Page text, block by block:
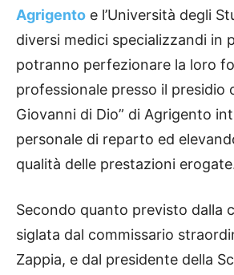
Agrigento e l’Università degli
diversi medici specializzandi in
potranno perfezionare la loro
professionale presso il presidio
Giovanni di Dio” di Agrigento
personale di reparto ed
qualità delle prestazioni
Secondo quanto previsto dalla
siglata dal commissario
Zappia, e dal presidente della